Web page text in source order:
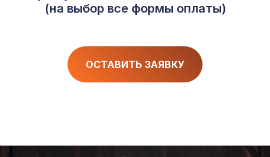
(на выбор все формы оплаты)
ОСТАВИТЬ ЗАЯВКУ